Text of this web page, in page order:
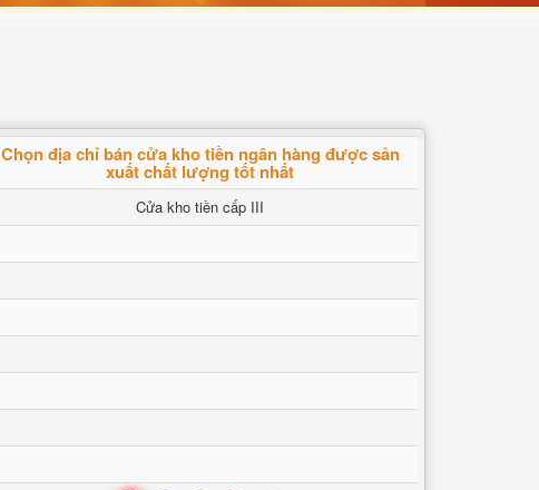
Chọn địa chỉ bán cửa kho tiền ngân hàng được sản
xuất chất lượng tốt nhất
Cửa kho tiền cấp III